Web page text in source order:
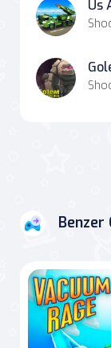
Benzer